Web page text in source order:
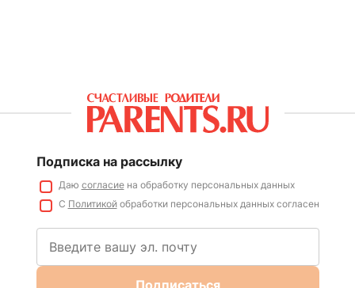
Подписка на рассылку
Даю согласиена обработку персональных данных
С Политикойобработки персональных данных согласен